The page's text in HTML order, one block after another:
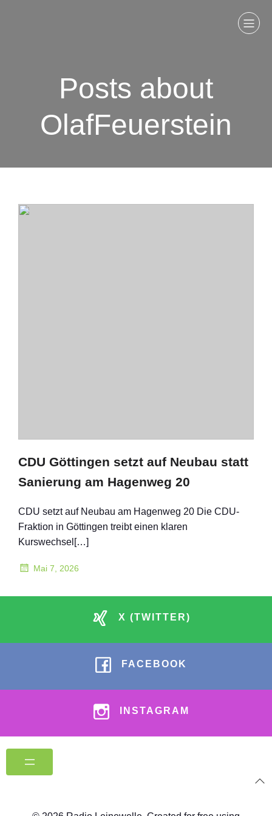
Posts about
OlafFeuerstein
CDU Göttingen setzt auf Neubau statt
Sanierung am Hagenweg 20
CDU setzt auf Neubau am Hagenweg 20 Die CDU-
Fraktion in Göttingen treibt einen klaren
Kurswechsel[…]
Mai 7, 2026
X (TWITTER)
FACEBOOK
INSTAGRAM